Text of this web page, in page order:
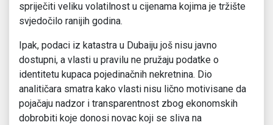
spriječiti veliku volatilnost u cijenama kojima je tržište
svjedočilo ranijih godina.
Ipak, podaci iz katastra u Dubaiju još nisu javno
dostupni, a vlasti u pravilu ne pružaju podatke o
identitetu kupaca pojedinačnih nekretnina. Dio
analitičara smatra kako vlasti nisu lično motivisane da
pojačaju nadzor i transparentnost zbog ekonomskih
dobrobiti koje donosi novac koji se sliva na